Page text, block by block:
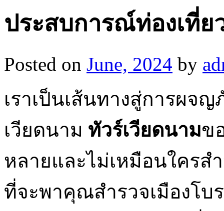
ประสบการณ์ท่องเที่ย
Posted on June, 2024 by
เราเป็นเส้นทางสู่การผจ
เวียดนาม ทัวร์เวียดนามข
หลายและไม่เหมือนใครส
ที่จะพาคุณสำรวจเมืองโ